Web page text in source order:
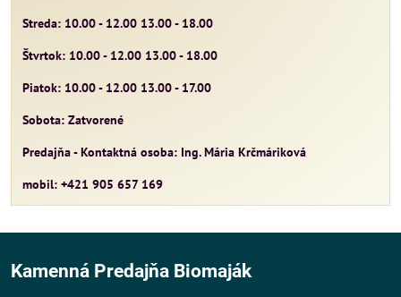
Streda: 10.00 - 12.00 13.00 - 18.00
Štvrtok: 10.00 - 12.00 13.00 - 18.00
Piatok: 10.00 - 12.00 13.00 - 17.00
Sobota: Zatvorené
Predajňa - Kontaktná osoba: Ing. Mária Krčmáriková
mobil: +421 905 657 169
Kamenná Predajňa Biomaják